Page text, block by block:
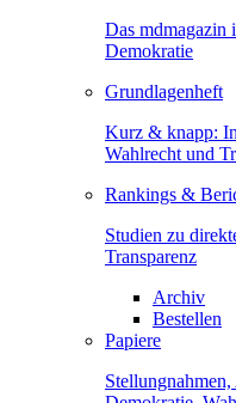
Das mdmagazin
Demokratie
Grundlagenheft
Kurz & knapp:
Wahlrecht und
Rankings &
Studien zu
Transparenz
Archiv
Bestellen
Papiere